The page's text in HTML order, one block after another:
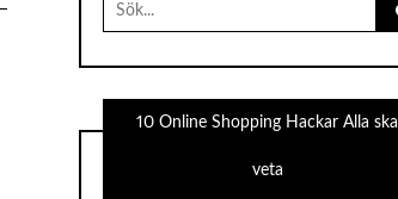
for:
10 Online Shopping Hackar Alla ska
veta